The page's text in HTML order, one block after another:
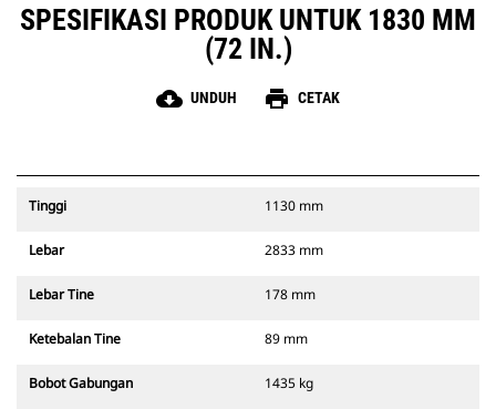
SPESIFIKASI PRODUK UNTUK 1830 MM
(72 IN.)
cloud_download UNDUH print CETAK
Tinggi 1130 mm
Lebar 2833 mm
Lebar Tine 178 mm
Ketebalan Tine 89 mm
Bobot Gabungan 1435 kg